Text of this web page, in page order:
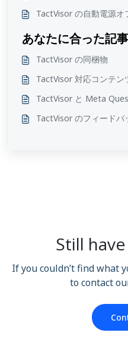
TactVisor の自動電源オ
あなたに合った記
TactVisor の同梱物
TactVisor 対応コンテン
TactVisor と Meta
TactVisor のフィードバ
Still
If you couldn’t find what
to contact